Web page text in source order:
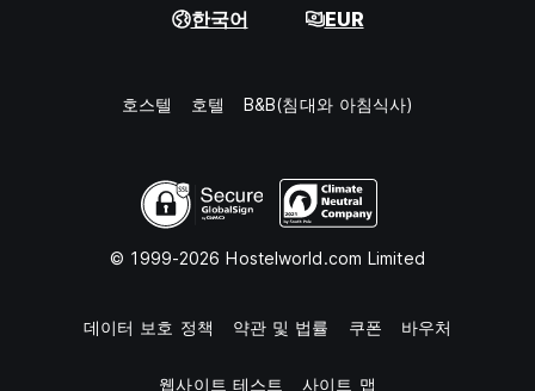
한국어 EUR
호스텔 호텔 B&B(침대와 아침식사)
© 1999-2026 Hostelworld.com Limited
데이터 보호 정책 약관 및 법률 쿠폰 바우처
웹사이트 테스트 사이트 맵